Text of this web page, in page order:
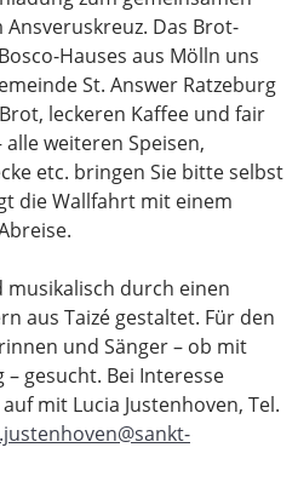
Ansveruskreuz. Das Brot-
Hauses aus Mölln uns
St. Answer Ratzeburg
leckeren Kaffee und fair
weiteren Speisen,
etc. bringen Sie bitte selbst
die Wallfahrt mit einem
durch einen
aus Taizé gestaltet. Für den
und Sänger – ob mit
gesucht. Bei Interesse
mit Lucia Justenhoven, Tel.